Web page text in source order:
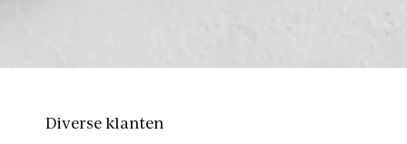
Diverse klanten